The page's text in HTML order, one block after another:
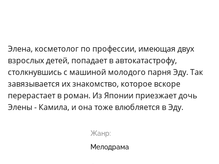
Элена, косметолог по профессии, имеющая двух
взрослых детей, попадает в автокатастрофу,
столкнувшись с машиной молодого парня Эду. Так
завязывается их знакомство, которое вскоре
перерастает в роман. Из Японии приезжает дочь
Элены - Камила, и она тоже влюбляется в Эду.
Жанр:
Мелодрама